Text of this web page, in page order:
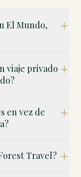
El Mundo,
viaje privado
en vez de
Travel?